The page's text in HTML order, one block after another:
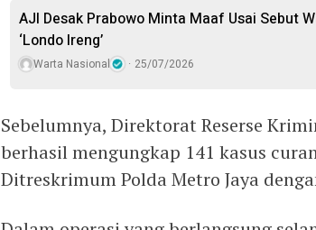
AJI Desak Prabowo Minta Maaf Usai Sebut
‘Londo Ireng’
Warta Nasional 25/07/2026
Sebelumnya, Direktorat Reserse
berhasil mengungkap 141 kasus
Ditreskrimum Polda Metro Jaya